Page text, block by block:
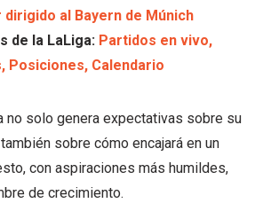
dirigido al Bayern de Múnich
de la LaLiga: Partidos en vivo,
Posiciones, Calendario
no solo genera expectativas sobre su
sobre cómo encajará en un
con aspiraciones más humildes,
de crecimiento.